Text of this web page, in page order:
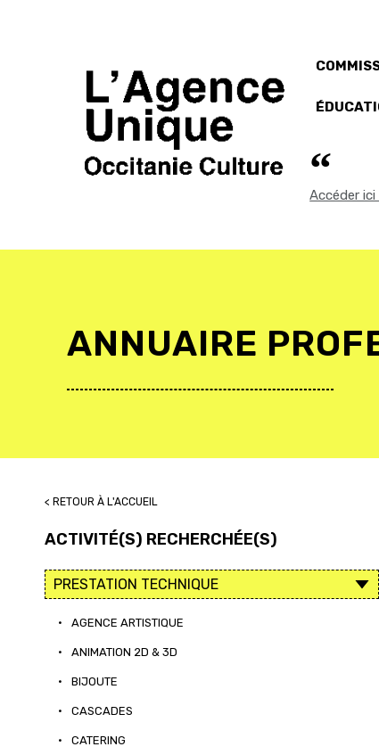
Accéder ici
ANNUAIRE
< RETOUR À L'ACCUEIL
ACTIVITÉ(S) RECHERCHÉE(S)
• AGENCE ARTISTIQUE
• ANIMATION 2D & 3D
• BIJOUTE
• CASCADES
• CATERING